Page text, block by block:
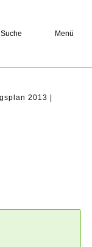
Suche Menü
2013